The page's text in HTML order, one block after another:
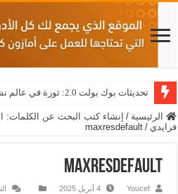
تحديثات بوك بولت 2.0: ثورة في عالم نشر الكتب على أمازون KDP
الرئيسية / إنشاء كتب البحث عن الكلمات:
فرايدي /
maxresdefault
maxresdefault
Youcef 4 أبريل 2025